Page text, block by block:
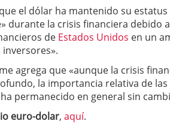
que el dólar ha mantenido su
durante la crisis financiera debido
de Estados Unidos en un
agrega que «aunque la crisis
la importancia relativa de
permanecido en general sin
euro-dolar, aquí.